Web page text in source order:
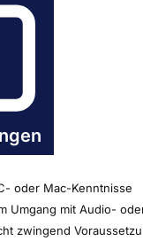
oder Mac-Kenntnisse
Umgang mit Audio-
zwingend